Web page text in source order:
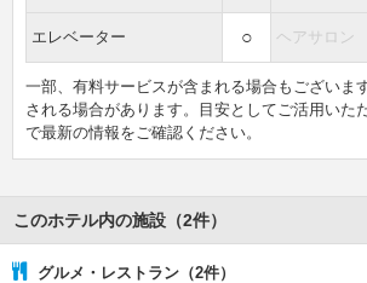
エレベーター ○ ヘアサロン
一部、有料サービスが含まれる場合もございま
される場合があります。目安としてご活用いた
で最新の情報をご確認ください。
このホテル内の施設（2件）
グルメ・レストラン（2件）